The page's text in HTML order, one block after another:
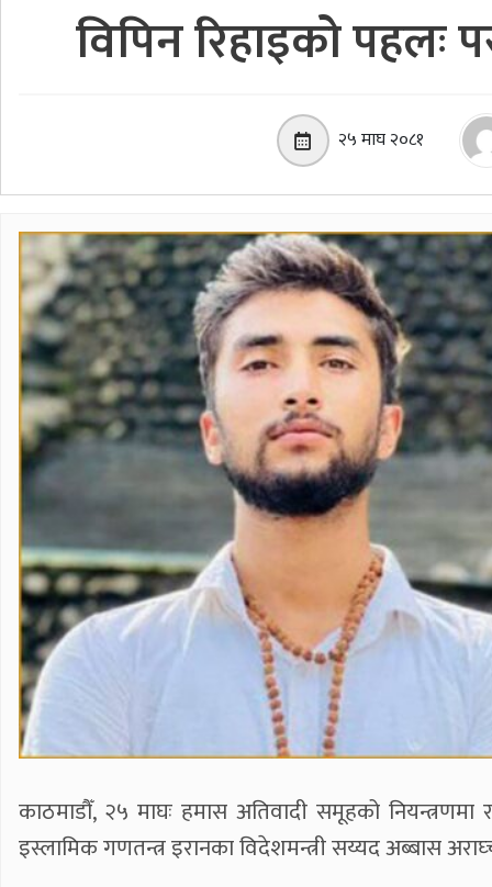
विपिन रिहाइको पहलः
२५ माघ २०८१
काठमाडौँ, २५ माघः हमास अतिवादी समूहको
इस्लामिक गणतन्त्र इरानका विदेशमन्त्री सय्यद अब्बास